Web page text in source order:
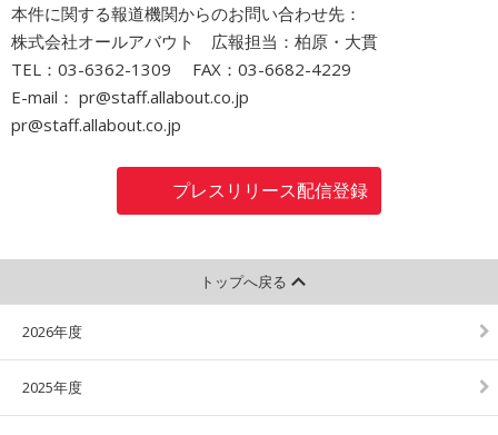
本件に関する報道機関からのお問い合わせ先：
株式会社オールアバウト 広報担当：柏原・大貫
TEL：03-6362-1309 FAX：03-6682-4229
E-mail： pr@staff.allabout.co.jp
pr@staff.allabout.co.jp
プレスリリース配信登録
トップへ戻る
2026年度
2025年度